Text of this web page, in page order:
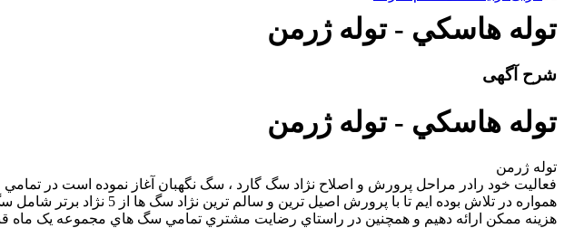
توله هاسکي - توله ژرمن
شرح آگهی
توله هاسکي - توله ژرمن
توله ژرمن
فعاليت خود رادر مراحل پرورش و اصلاح نژاد سگ گارد ، سگ نگهبان آغاز نموده است در تمامي
همواره در تلاش بوده ايم
هزينه ممکن ارائه دهيم و همچنين در راستاي رضايت مشتري تمامي سگ هاي مجموعه يک ماه قبل ازجفت